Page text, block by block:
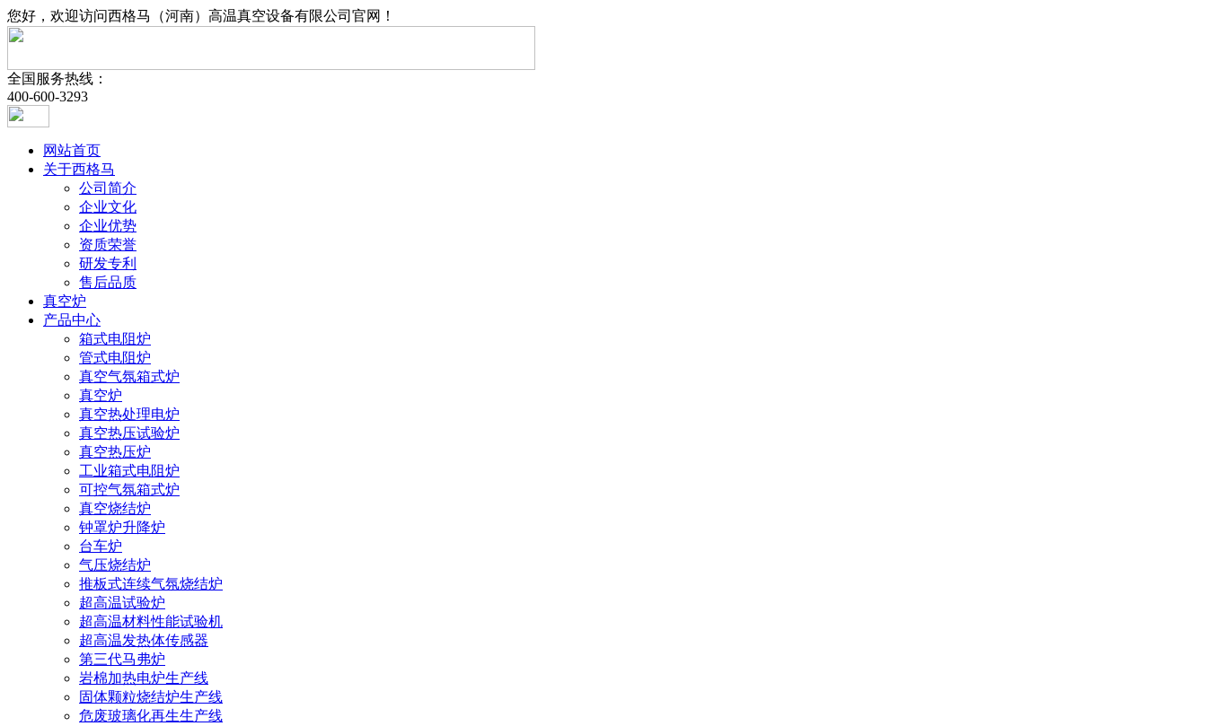
您好，欢迎访问西格马（河南）高温真空设备有限公司官网！
全国服务热线：
400-600-3293
网站首页
关于西格马
公司简介
企业文化
企业优势
资质荣誉
研发专利
售后品质
真空炉
产品中心
箱式电阻炉
管式电阻炉
真空气氛箱式炉
真空炉
真空热处理电炉
真空热压试验炉
真空热压炉
工业箱式电阻炉
可控气氛箱式炉
真空烧结炉
钟罩炉升降炉
台车炉
气压烧结炉
推板式连续气氛烧结炉
超高温试验炉
超高温材料性能试验机
超高温发热体传感器
第三代马弗炉
岩棉加热电炉生产线
固体颗粒烧结炉生产线
危废玻璃化再生生产线